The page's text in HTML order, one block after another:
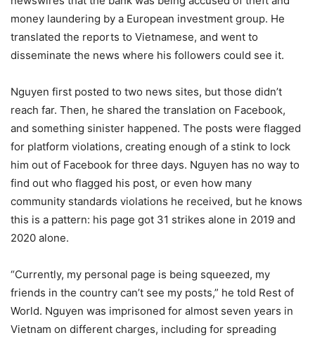
money laundering by a European investment group. He
translated the reports to Vietnamese, and went to
disseminate the news where his followers could see it.
Nguyen first posted to two news sites, but those didn’t
reach far. Then, he shared the translation on Facebook,
and something sinister happened. The posts were flagged
for platform violations, creating enough of a stink to lock
him out of Facebook for three days. Nguyen has no way to
find out who flagged his post, or even how many
community standards violations he received, but he knows
this is a pattern: his page got 31 strikes alone in 2019 and
2020 alone.
“Currently, my personal page is being squeezed, my
friends in the country can’t see my posts,” he told Rest of
World. Nguyen was imprisoned for almost seven years in
Vietnam on different charges, including for spreading